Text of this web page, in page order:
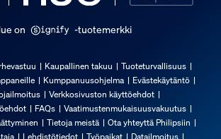
on -tuotemerkki
Kaupallinen takuu
Tuoteturvallisuus
Kumppanuusohjelma
Evästekäytäntö
Verkkosivuston käyttöehdot
FAQs
Vaatimustenmukaisuusvakuutus
Tietoja meistä
Ota yhteyttä Philipsiin
Lehdistötiedot Työpaikat Datailmoitus